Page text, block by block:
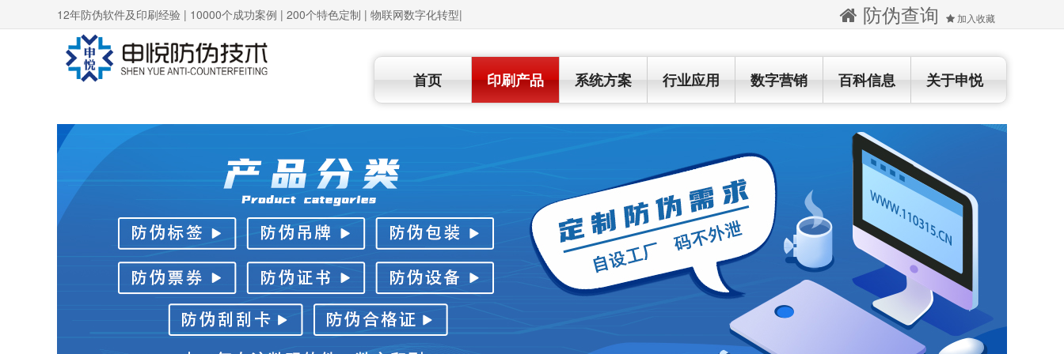
12年防伪软件及印刷经验 | 10000个成功案例 | 200个特色定制 | 物联网数字化转型| 防伪查询 加入收藏
关于申悦
百科信息
数字营销
行业应用
系统方案
印刷产品
首页